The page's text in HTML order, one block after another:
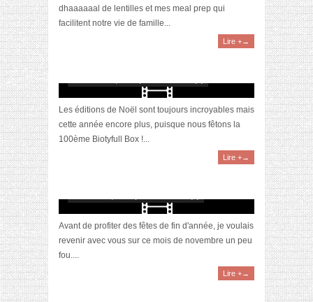
dhaaaaaal de lentilles et mes meal prep qui
facilitent notre vie de famille...
Lire +→
[Vidéo] Unboxing : les My Little & Biotyfull
Les éditions de Noël sont toujours incroyables mais
cette année encore plus, puisque nous fêtons la
100ème Biotyfull Box !...
Lire +→
[Vidéo] Objectif Poids Santé #65 : un temps
Avant de profiter des fêtes de fin d'année, je voulais
revenir avec vous sur ce mois de novembre un peu
fou....
Lire +→